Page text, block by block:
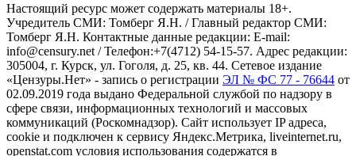
Настоящий ресурс может содержать материалы 18+.
Учредитель СМИ: Томберг Я.Н. / Главный редактор СМИ:
Томберг Я.Н. Контактные данные редакции: E-mail:
info@censury.net / Телефон:+7(4712) 54-15-57. Адрес редакции:
305004, г. Курск, ул. Гоголя, д. 25, кв. 44. Сетевое издание
«Цензуры.Нет» - запись о регистрации ЭЛ № ФС 77 - 76644 от
02.09.2019 года выдано Федеральной службой по надзору в
сфере связи, информационных технологий и массовых
коммуникаций (Роскомнадзор). Сайт использует IP адреса,
cookie и подключен к сервису Яндекс.Метрика, liveinternet.ru,
openstat.com условия использования содержатся в